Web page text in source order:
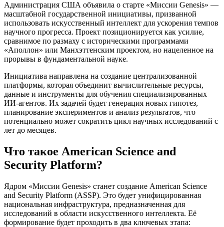
Администрация США объявила о старте «Миссии Genesis» —
масштабной государственной инициативы, призванной
использовать искусственный интеллект для ускорения темпов
научного прогресса. Проект позиционируется как усилие,
сравнимое по размаху с историческими программами
«Аполлон» или Манхэттенским проектом, но нацеленное на
прорывы в фундаментальной науке.
Инициатива направлена на создание централизованной
платформы, которая объединит вычислительные ресурсы,
данные и инструменты для обучения специализированных
ИИ-агентов. Их задачей будет генерация новых гипотез,
планирование экспериментов и анализ результатов, что
потенциально может сократить цикл научных исследований с
лет до месяцев.
Что такое American Science and
Security Platform?
Ядром «Миссии Genesis» станет создание American Science
and Security Platform (ASSP). Это будет унифицированная
национальная инфраструктура, предназначенная для
исследований в области искусственного интеллекта. Её
формирование будет проходить в два ключевых этапа: